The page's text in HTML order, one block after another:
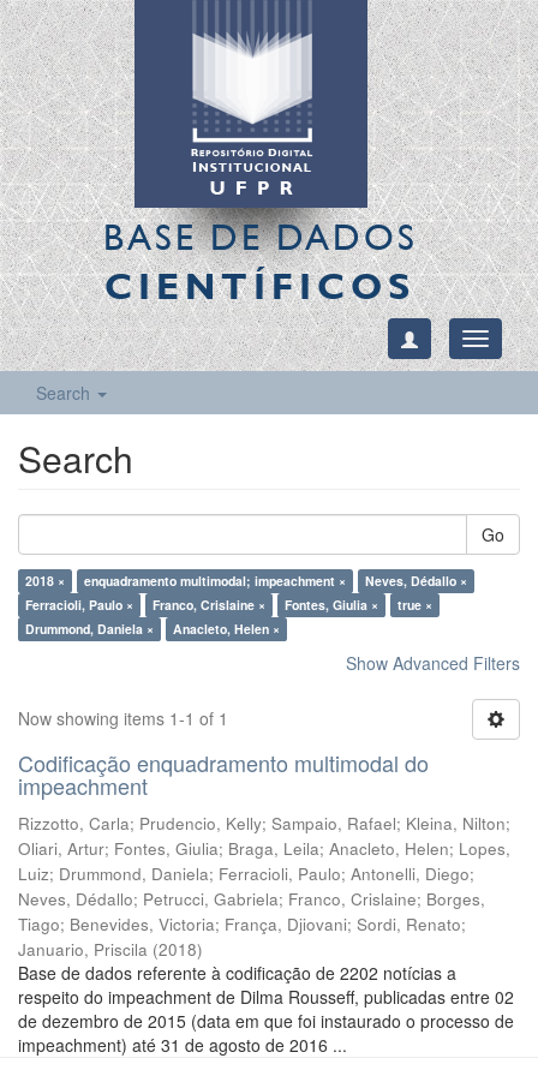
BASE DE DADOS
CIENTÍFICOS
Toggle
Search
Search
Go
2018 × enquadramento multimodal; impeachment ×
Neves, Dédallo ×
Ferracioli, Paulo ×
Franco, Crislaine × Fontes, Giulia ×
true ×
Drummond, Daniela ×
Anacleto, Helen ×
Show Advanced Filters
Now showing items 1-1 of 1
Codificação enquadramento multimodal do
impeachment
Rizzotto, Carla; Prudencio, Kelly; Sampaio, Rafael; Kleina, Nilton;
Oliari, Artur; Fontes, Giulia; Braga, Leila; Anacleto, Helen; Lopes,
Luiz; Drummond, Daniela; Ferracioli, Paulo; Antonelli, Diego;
Neves, Dédallo; Petrucci, Gabriela; Franco, Crislaine; Borges,
Tiago; Benevides, Victoria; França, Djiovani; Sordi, Renato;
Januario, Priscila (2018)
Base de dados referente à codificação de 2202 notícias a
respeito do impeachment de Dilma Rousseff, publicadas entre 02
de dezembro de 2015 (data em que foi instaurado o processo de
impeachment) até 31 de agosto de 2016 ...